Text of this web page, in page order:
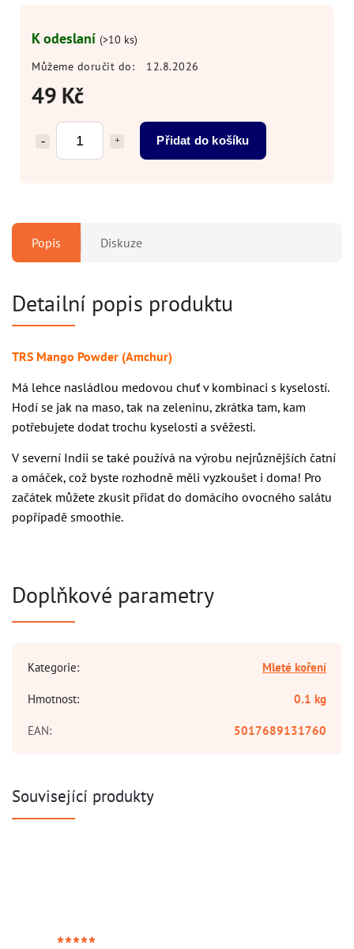
49 Kč
Přidat do košíku
K odeslaní (>10 ks)
Můžeme doručit do:
12.8.2026
Popis Diskuze
Detailní popis produktu
TRS Mango Powder (Amchur)
Má lehce nasládlou medovou chuť v kombinaci s kyselostí.
Hodí se jak na maso, tak na zeleninu, zkrátka tam, kam
potřebujete dodat trochu kyselosti a svěžesti.
V severní Indii se také používá na výrobu nejrůznějších čatní
a omáček, což byste rozhodně měli vyzkoušet i doma! Pro
začátek můžete zkusit přidat do domácího ovocného salátu
popřípadě smoothie.
Doplňkové parametry
Kategorie:
Mleté koření
Hmotnost:
0.1 kg
EAN: 5017689131760
Související produkty